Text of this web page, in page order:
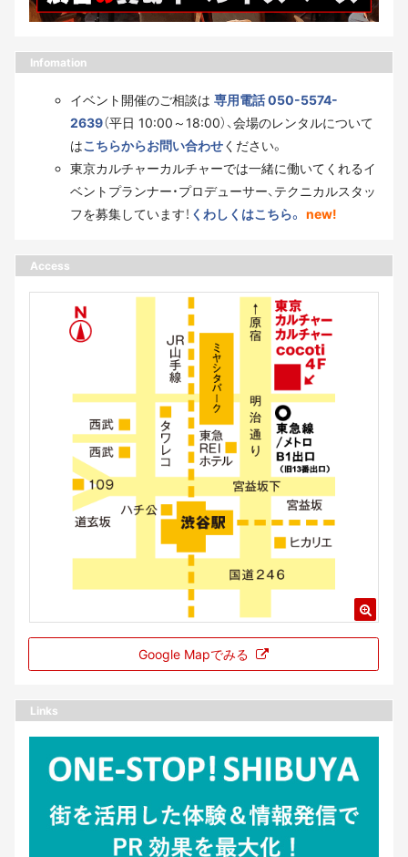
Infomation
イベント開催のご相談は 専用電話 050-5574-
2639（平日 10:00～18:00）、会場のレンタルについて
はこちらからお問い合わせください。
東京カルチャーカルチャーでは一緒に働いてくれるイ
ベントプランナー・プロデューサー、テクニカルスタッ
フを募集しています！ くわしくはこちら。 new!
Access
Google Mapでみる
Links